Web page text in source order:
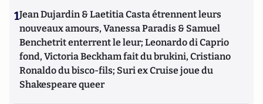
1Jean Dujardin & Laetitia Casta étrennent leurs
nouveaux amours, Vanessa Paradis & Samuel
Benchetrit enterrent le leur; Leonardo di Caprio
fond, Victoria Beckham fait du brukini, Cristiano
Ronaldo du bisco-fils; Suri ex Cruise joue du
Shakespeare queer